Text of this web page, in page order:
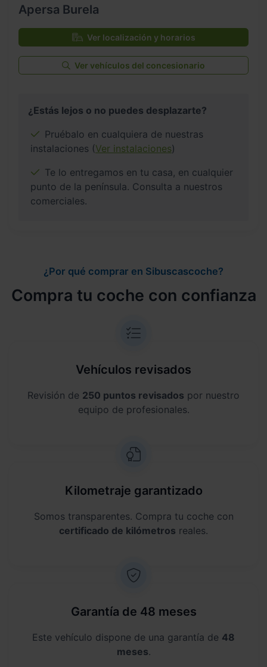
Apersa Burela
Ver localización y horarios
Ver vehículos del concesionario
¿Estás lejos o no puedes desplazarte?
Pruébalo en cualquiera de nuestras
instalaciones (Ver instalaciones)
Te lo entregamos en tu casa, en cualquier
punto de la península. Consulta a nuestros
comerciales.
¿Por qué comprar en Sibuscascoche?
Compra tu coche con confianza
Vehículos revisados
Revisión de 250 puntos revisados por nuestro
equipo de profesionales.
Kilometraje garantizado
Somos transparentes. Compra tu coche con
certificado de kilómetros reales.
Garantía de 48 meses
Este vehículo dispone de una garantía de 48
meses.